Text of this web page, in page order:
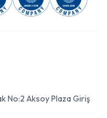
No:2 Aksoy Plaza Giriş